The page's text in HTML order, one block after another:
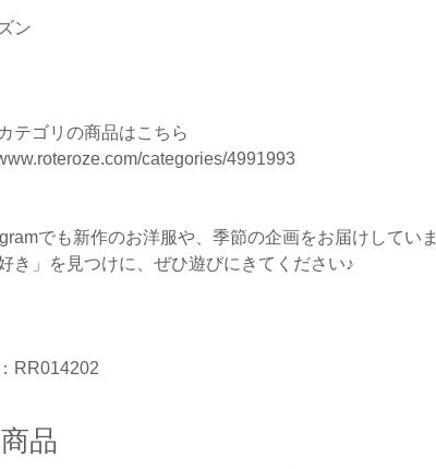
ン
テゴリの商品はこちら
categories/4991993
でも新作のお洋服や、季節の企画をお届けしていま
き」を見つけに、ぜひ遊びにきてください♪
RR014202
品